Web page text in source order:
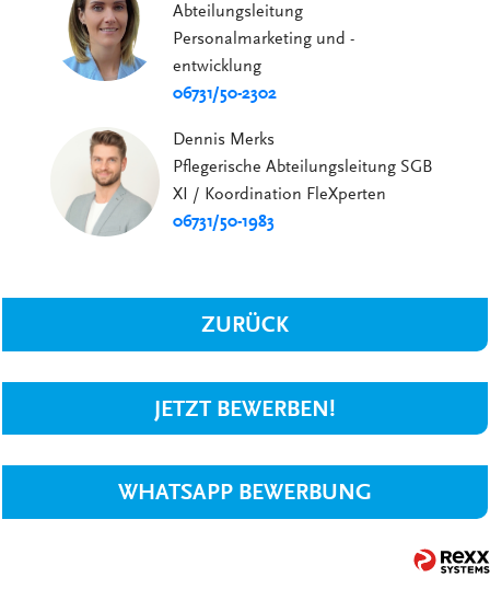
Abteilungsleitung
Personalmarketing und -
entwicklung
06731/50-2302
Dennis Merks
Pflegerische Abteilungsleitung SGB
XI / Koordination FleXperten
06731/50-1983
ZURÜCK
JETZT BEWERBEN!
WHATSAPP BEWERBUNG